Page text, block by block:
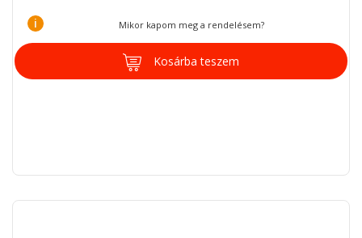
i Mikor kapom meg a rendelésem?
Kosárba teszem